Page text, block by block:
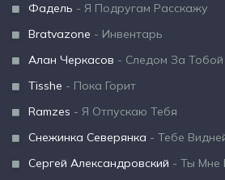
Фадель - Я Подругам Расскажу
Bratvazone - Инвентарь
Алан Черкасов - Следом За Тобой
Tisshe - Пока Горит
Ramzes - Я Отпускаю Тебя
Снежинка Северянка - Тебе
Сергей Александровский - Ты Мне